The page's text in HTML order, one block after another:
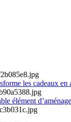
les cadeaux en
élément